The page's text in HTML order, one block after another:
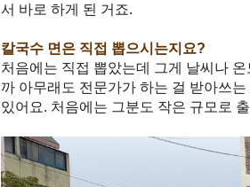
서 바로 하게 된 거죠.
칼국수 면은 직접 뽑으시는지요?
처음에는 직접 뽑았는데 그게 날씨나
까 아무래도 전문가가 하는 걸 받아쓰
있어요. 처음에는 그분도 작은 규모로